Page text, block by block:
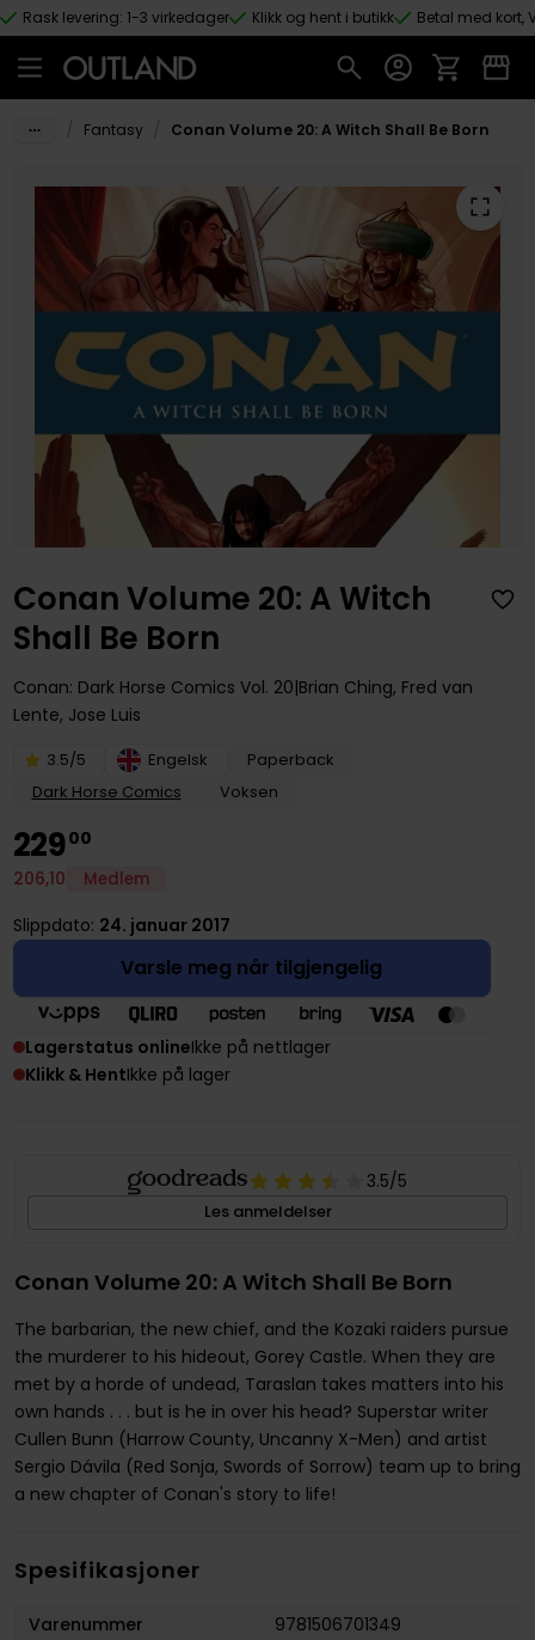
Hopp til hovedinnhold
Rask levering: 1-3 virkedager Klikk og hent i butikk Betal med kort,
Fantasy Conan Volume 20: A Witch Shall Be Born
Conan Volume 20: A Witch
Shall Be Born
Conan: Dark Horse Comics Vol. 20 Brian Ching, Fred van
Lente, Jose Luis
3.5/5 Engelsk
Paperback
Dark Horse Comics
Voksen
22900
206,10 Medlem
Slippdato: 24. januar 2017
Varsle meg når tilgjengelig
Lagerstatus onlineIkke på nettlager
Klikk & HentIkke på lager
3.5/5
Les anmeldelser
Conan Volume 20: A Witch Shall Be Born
The barbarian, the new chief, and the Kozaki raiders pursue
the murderer to his hideout, Gorey Castle. When they are
met by a horde of undead, Taraslan takes matters into his
own hands . . . but is he in over his head? Superstar writer
Cullen Bunn (Harrow County, Uncanny X-Men) and artist
Sergio Dávila (Red Sonja, Swords of Sorrow) team up to bring
a new chapter of Conan's story to life!
Spesifikasjoner
Varenummer
9781506701349